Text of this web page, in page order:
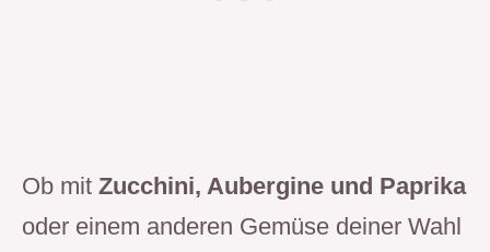
Ob mit Zucchini, Aubergine und Paprika
oder einem anderen Gemüse deiner Wahl